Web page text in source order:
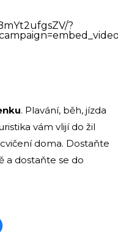
?
. Plavání, běh, jízda
vám vlijí do žil
doma. Dostaňte
a dostaňte se do